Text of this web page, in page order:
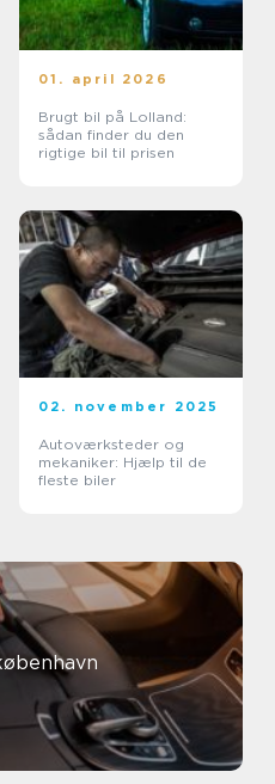
01. april 2026
Brugt bil på Lolland:
sådan finder du den
rigtige bil til prisen
02. november 2025
Autoværksteder og
mekaniker: Hjælp til de
fleste biler